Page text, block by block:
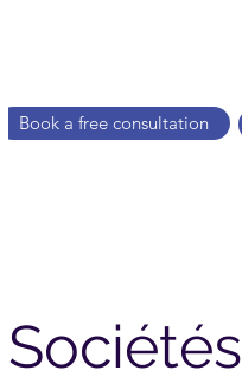
Book a free consultation